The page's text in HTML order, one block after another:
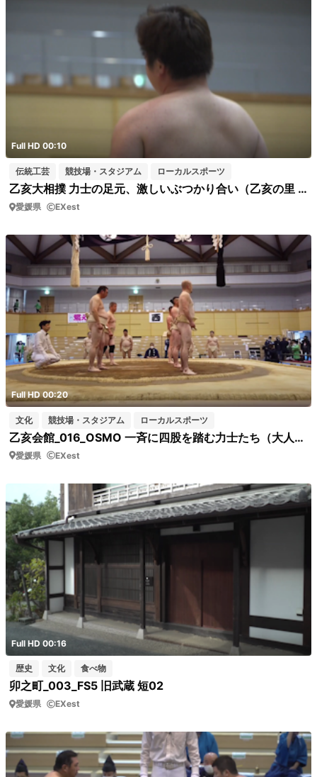
Full HD 00:10
伝統工芸 競技場・スタジアム ローカルスポーツ
乙亥大相撲 力士の足元、激しいぶつかり合い（乙亥の里 乙亥会館） 短04
愛媛県 EXest
Full HD 00:20
文化 競技場・スタジアム ローカルスポーツ
乙亥会館_016_OSMO 一斉に四股を踏む力士たち（大人編）短02
愛媛県 EXest
Full HD 00:16
歴史 文化 食べ物
卯之町_003_FS5 旧武蔵 短02
愛媛県 EXest